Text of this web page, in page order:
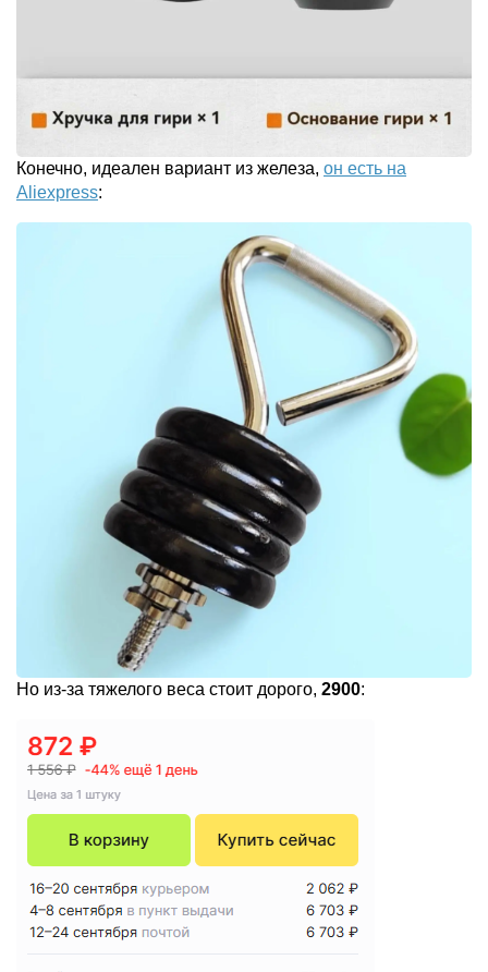
Конечно, идеален вариант из железа, он есть на
Aliexpress:
Но из-за тяжелого веса стоит дорого, 2900: